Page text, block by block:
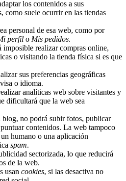
los contenidos a sus
como suele ocurrir en las tiendas
personal de esa web, como por
perfil o Mis pedidos.
imposible realizar compras online,
o visitando la tienda física si es que
sus preferencias geográficas
o idioma.
analíticas web sobre visitantes y
dificultará que la web sea
no podrá subir fotos, publicar
contenidos. La web tampoco
humano o una aplicación
spam.
sectorizada, lo que reducirá
de la web.
usan cookies, si las desactiva no